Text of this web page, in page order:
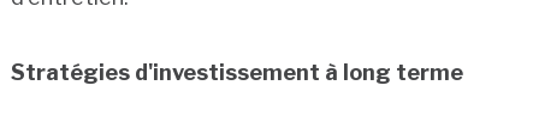
Stratégies d'investissement à long terme